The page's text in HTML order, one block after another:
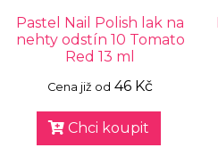
Pastel Nail Polish lak na
nehty odstín 10 Tomato
Red 13 ml
Cena již od 46 Kč
Chci koupit